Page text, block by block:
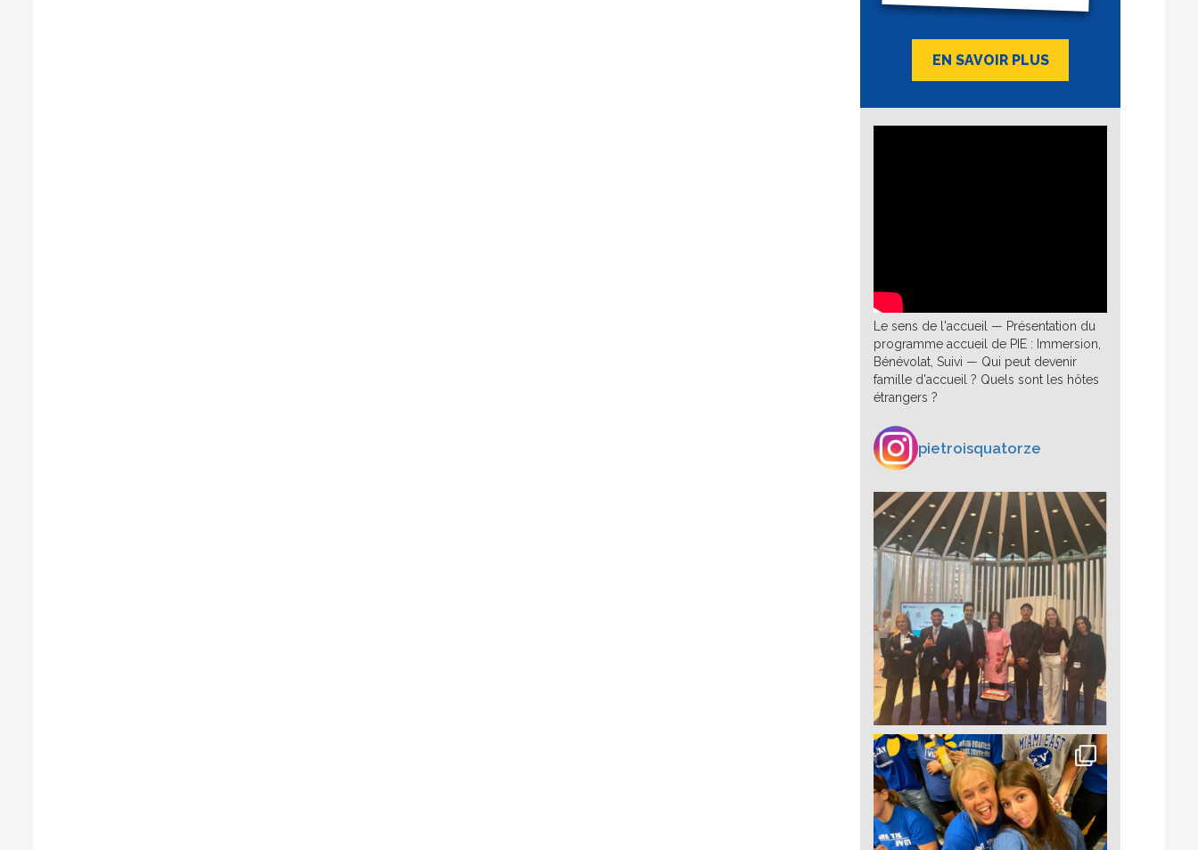
EN SAVOIR PLUS
Le sens de l'accueil — Présentation du
programme accueil de PIE : Immersion,
Bénévolat, Suivi — Qui peut devenir
famille d'accueil ? Quels sont les hôtes
étrangers ?
pietroisquatorze